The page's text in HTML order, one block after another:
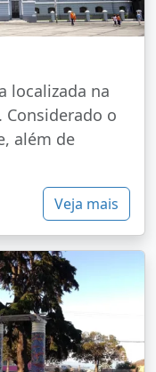
localizada na
Considerado o
além de
Veja mais